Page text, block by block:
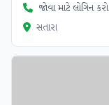
જોવા માટે લોગિન કરો
સતારા